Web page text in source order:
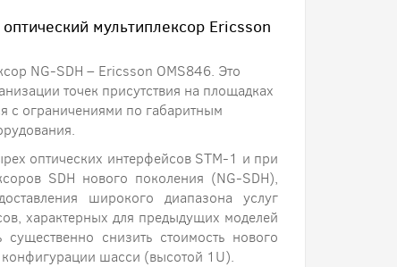
мультиплексор Ericsson
NG-SDH – Ericsson OMS846. Это
точек присутствия на площадках
с ограничениями по габаритным
оптических интерфейсов STM-1 и при
SDH нового поколения (NG-SDH),
широкого диапазона услуг
характерных для предыдущих моделей
снизить стоимость нового
конфигурации шасси (высотой 1U).